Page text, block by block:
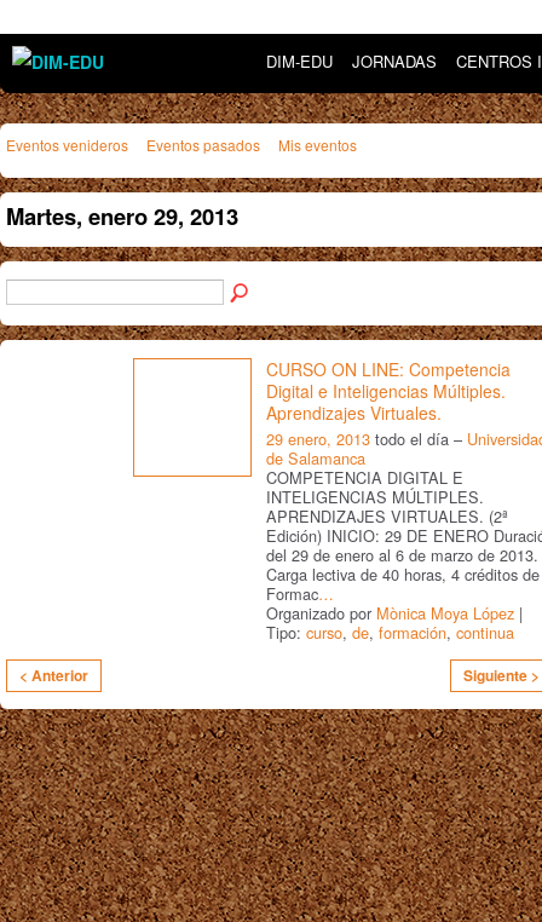
DIM-EDU JORNADAS CENTROS
Eventos venideros Eventos pasados Mis eventos
Martes, enero 29, 2013
CURSO ON LINE: Competencia
Digital e Inteligencias Múltiples.
Aprendizajes Virtuales.
29 enero, 2013 todo el día –
de Salamanca
COMPETENCIA DIGITAL E
INTELIGENCIAS MÚLTIPLES.
APRENDIZAJES VIRTUALES. (2ª
Edición) INICIO: 29 DE ENERO
del 29 de enero al 6 de marzo de 2013.
Carga lectiva de 40 horas, 4 créditos de
Formac…
Organizado por Mònica Moya López |
Tipo: curso, de, formación, continua
< Anterior Siguiente >